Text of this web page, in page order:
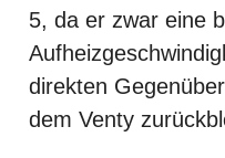
5, da er zwar eine
direkten
dem Venty